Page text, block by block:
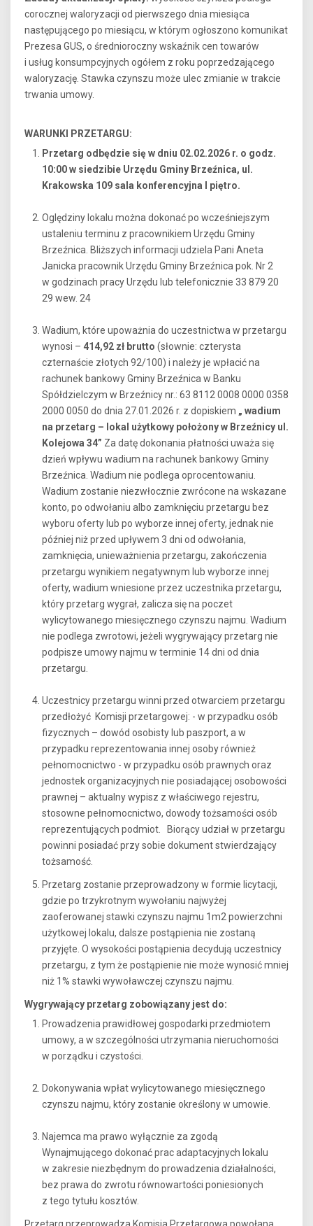
corocznej waloryzacji od pierwszego dnia miesiąca
następującego po miesiącu, w którym ogłoszono komunikat
Prezesa GUS, o średnioroczny wskaźnik cen towarów
i usług konsumpcyjnych ogółem z roku poprzedzającego
waloryzację. Stawka czynszu może ulec zmianie w trakcie
trwania umowy.
WARUNKI PRZETARGU:
Przetarg odbędzie się w dniu 02.02.2026 r. o godz.
10:00 w siedzibie Urzędu Gminy Brzeźnica, ul.
Krakowska 109 sala konferencyjna I piętro.
Oględziny lokalu można dokonać po wcześniejszym
ustaleniu terminu z pracownikiem Urzędu Gminy
Brzeźnica. Bliższych informacji udziela Pani Aneta
Janicka pracownik Urzędu Gminy Brzeźnica pok. Nr 2
w godzinach pracy Urzędu lub telefonicznie 33 879 20
29 wew. 24
Wadium, które upoważnia do uczestnictwa w przetargu
wynosi – 414,92 zł brutto (słownie: czterysta
czternaście złotych 92/100) i należy je wpłacić na
rachunek bankowy Gminy Brzeźnica w Banku
Spółdzielczym w Brzeźnicy nr.: 63 8112 0008 0000 0358
2000 0050 do dnia 27.01.2026 r. z dopiskiem „ wadium
na przetarg – lokal użytkowy położony w Brzeźnicy ul.
Kolejowa 34” Za datę dokonania płatności uważa się
dzień wpływu wadium na rachunek bankowy Gminy
Brzeźnica. Wadium nie podlega oprocentowaniu.
Wadium zostanie niezwłocznie zwrócone na wskazane
konto, po odwołaniu albo zamknięciu przetargu bez
wyboru oferty lub po wyborze innej oferty, jednak nie
później niż przed upływem 3 dni od odwołania,
zamknięcia, unieważnienia przetargu, zakończenia
przetargu wynikiem negatywnym lub wyborze innej
oferty, wadium wniesione przez uczestnika przetargu,
który przetarg wygrał, zalicza się na poczet
wylicytowanego miesięcznego czynszu najmu. Wadium
nie podlega zwrotowi, jeżeli wygrywający przetarg nie
podpisze umowy najmu w terminie 14 dni od dnia
przetargu.
Uczestnicy przetargu winni przed otwarciem przetargu
przedłożyć Komisji przetargowej: - w przypadku osób
fizycznych – dowód osobisty lub paszport, a w
przypadku reprezentowania innej osoby również
pełnomocnictwo - w przypadku osób prawnych oraz
jednostek organizacyjnych nie posiadającej osobowości
prawnej – aktualny wypisz z właściwego rejestru,
stosowne pełnomocnictwo, dowody tożsamości osób
reprezentujących podmiot. Biorący udział w przetargu
powinni posiadać przy sobie dokument stwierdzający
tożsamość.
Przetarg zostanie przeprowadzony w formie licytacji,
gdzie po trzykrotnym wywołaniu najwyżej
zaoferowanej stawki czynszu najmu 1m2 powierzchni
użytkowej lokalu, dalsze postąpienia nie zostaną
przyjęte. O wysokości postąpienia decydują uczestnicy
przetargu, z tym że postąpienie nie może wynosić mniej
niż 1% stawki wywoławczej czynszu najmu.
Wygrywający przetarg zobowiązany jest do:
Prowadzenia prawidłowej gospodarki przedmiotem
umowy, a w szczególności utrzymania nieruchomości
w porządku i czystości.
Dokonywania wpłat wylicytowanego miesięcznego
czynszu najmu, który zostanie określony w umowie.
Najemca ma prawo wyłącznie za zgodą
Wynajmującego dokonać prac adaptacyjnych lokalu
w zakresie niezbędnym do prowadzenia działalności,
bez prawa do zwrotu równowartości poniesionych
z tego tytułu kosztów.